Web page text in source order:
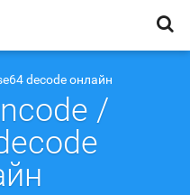
decode онлайн
/